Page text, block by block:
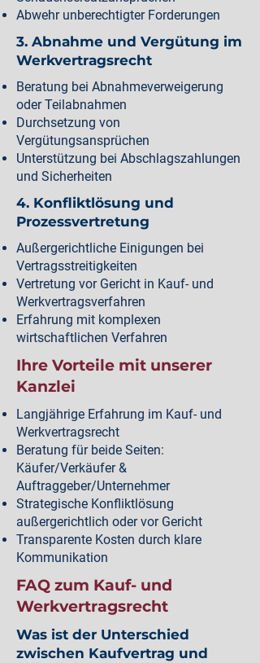
Abwehr unberechtigter Forderungen
3. Abnahme und Vergütung im
Werkvertragsrecht
Beratung bei Abnahmeverweigerung
oder Teilabnahmen
Durchsetzung von
Vergütungsansprüchen
Unterstützung bei Abschlagszahlungen
und Sicherheiten
4. Konfliktlösung und
Prozessvertretung
Außergerichtliche Einigungen bei
Vertragsstreitigkeiten
Vertretung vor Gericht in Kauf- und
Werkvertragsverfahren
Erfahrung mit komplexen
wirtschaftlichen Verfahren
Ihre Vorteile mit unserer
Kanzlei
Langjährige Erfahrung im Kauf- und
Werkvertragsrecht
Beratung für beide Seiten:
Käufer/Verkäufer &
Auftraggeber/Unternehmer
Strategische Konfliktlösung
außergerichtlich oder vor Gericht
Transparente Kosten durch klare
Kommunikation
FAQ zum Kauf- und
Werkvertragsrecht
Was ist der Unterschied
zwischen Kaufvertrag und